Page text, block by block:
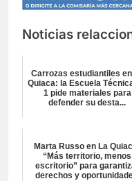
Noticias
Carrozas estudiantiles
Quiaca: la Escuela
1 pide materiales para
defender su desta...
Marta Russo en La
“Más territorio, menos
escritorio” para
derechos y